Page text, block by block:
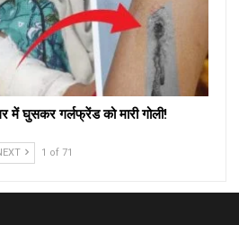
घुसकर गर्लफ्रेंड को मारी गोली!
1 of 71